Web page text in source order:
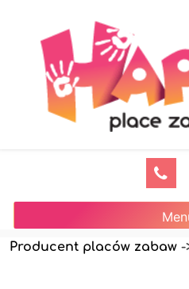
Producent placów zabaw -